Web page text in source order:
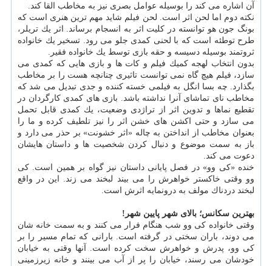
آن اشاره می كند را بوسیله عوامل بصری نیز به مخاطب القا كند.
نكته دوم اما لحن اثر است. لحن فیلم شاید مهم ترین هنری است كه
بونگ جون هو توانسته در كلیت اثر به انسجام برساند. اثر یك تریلر،
طرح توطئه است كه با لحنی كمدی جلو می رود. تسخیر یك خانواده
ثروتمند بوسیله دسیسه و حقه بازی توسط یك خانواده فقیر.
بدون انتخاب لهجه كمیك فیلم و كات ها و بازی هایی كه كمدی می
سازد، فیلم هیچ گاه نمی توانست تاثیری چنانچه هست را بر مخاطب
بگذارد. چه بسا انگل به فیلمی خسته كننده و جدی تبدیل می شد كه
مخاطب نای تماشای آنرا نداشته باشد. بازی های كمدی كارگردان در
تقطیع نماها و تدوین اثر از تراژدی وضعیت، یك كمدی قابل تحمل
می سازد و حتی اكشن های خشن اثر را نیز تلطیف كرده و ما را
بعنوان مخاطب از انداختن به چاله «اثر خشونت» بر حذر می دارد و
باز به سمت موضوع و دنبال كردن شخصیت ها و داستان هایشان
دعوت می كند.
خنده «كی وو» در فصل پایانی داستان نیز گواه بر همین است. كی
وو وقتی خاكستر خواهرش را می بیند لبخند می زند. این در واقع
لبخند دردناك مولف به درونمایه اثرش است.
بهترین سكانس؛ بالای شهر پایین شهر!
وقتی خانواده كی وو شب هنگام فرار می كنند و به سمت خانه شان
می دوند، باران سختی در گرفته است. بارانی كه تمام مسیر را بر
كی وو، پدرش و خواهرش سخت كرده است. آنها وقتی به خیابان
خودشان می رسند، خیابان را پر از آب می بینند و خانه زیرزمینی